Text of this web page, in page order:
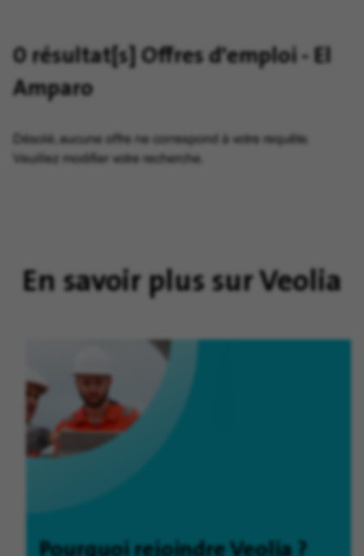
0 résultat[s]Offres d'emploi - El
Amparo
Désolé, aucune offre ne correspond à votre requête.
Veuillez modifier votre recherche.
En savoir plus sur Veolia
Pourquoi rejoindre Veolia ?